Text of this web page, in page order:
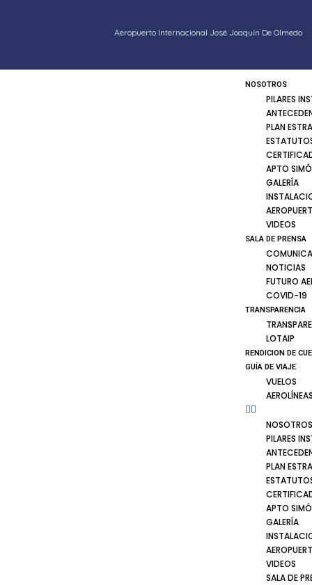
Aeropuerto Internacional José Joaquín De Olmedo
NOSOTROS
PILARES
PLAN
APTO
GALERÍA
VIDEOS
SALA DE PRENSA
NOTICIAS
FUTURO
COVID-19
TRANSPARENCIA
LOTAIP
RENDICION DE
GUÍA DE VIAJE
VUELOS
AEROLÍNEAS
NOSOTROS
PILARES
PLAN
APTO
GALERÍA
VIDEOS
SALA DE